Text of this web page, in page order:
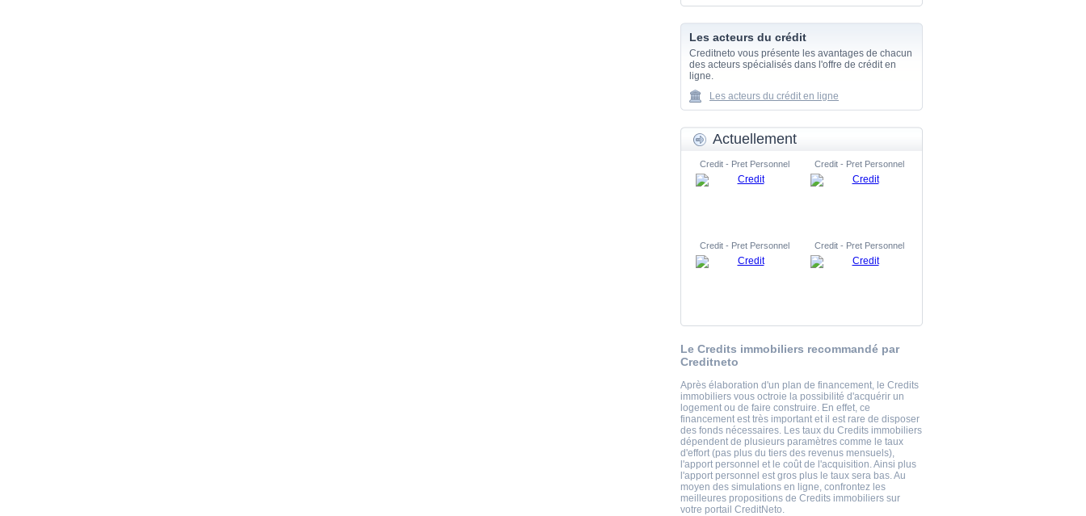
Les acteurs du crédit
Creditneto vous présente les avantages de chacun
des acteurs spécialisés dans l'offre de crédit en
ligne.
Les acteurs du crédit en ligne
Actuellement
Credit - Pret Personnel Credit - Pret Personnel
Credit - Pret Personnel Credit - Pret Personnel
Le Credits immobiliers recommandé par
Creditneto
Après élaboration d'un plan de financement, le Credits
immobiliers vous octroie la possibilité d'acquérir un
logement ou de faire construire. En effet, ce
financement est très important et il est rare de disposer
des fonds nécessaires. Les taux du Credits immobiliers
dépendent de plusieurs paramètres comme le taux
d'effort (pas plus du tiers des revenus mensuels),
l'apport personnel et le coût de l'acquisition. Ainsi plus
l'apport personnel est gros plus le taux sera bas. Au
moyen des simulations en ligne, confrontez les
meilleures propositions de Credits immobiliers sur
votre portail CreditNeto.